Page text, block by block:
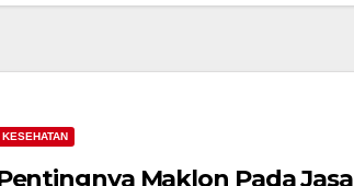
KESEHATAN
Maklon Pada Jasa